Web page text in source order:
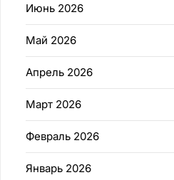
Июнь 2026
Май 2026
Апрель 2026
Март 2026
Февраль 2026
Январь 2026